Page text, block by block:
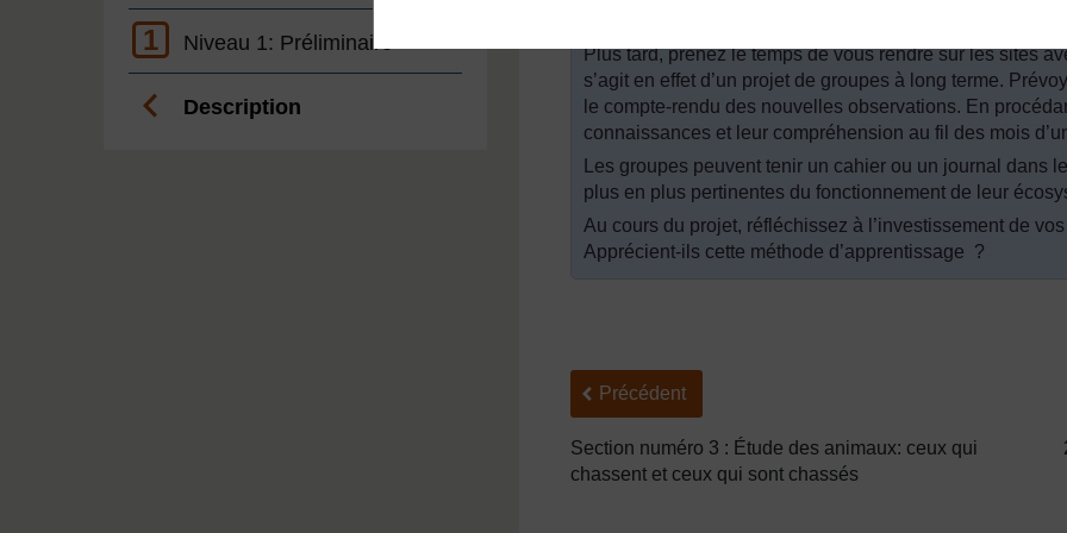
1 Niveau 1: Préliminaire
Description
Plus tard, prenez le temps de vous rendre sur les sites
s’agit en effet d’un projet de groupes à long terme.
le compte-rendu des nouvelles observations. En
connaissances et leur compréhension au fil des mois
Les groupes peuvent tenir un cahier ou un journal dans
plus en plus pertinentes du fonctionnement de leur
Au cours du projet, réfléchissez à l’investissement de
Apprécient-ils cette méthode d’apprentissage ?
Précédent
Précédent
Section numéro 3 : Étude des animaux: ceux qui
chassent et ceux qui sont chassés